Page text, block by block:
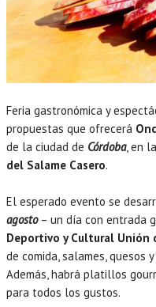
Feria gastronómica y
propuestas que ofrecerá
de la ciudad de Córdoba, en
del Salame Casero.
El esperado evento se
agosto– un día con entrada
Deportivo y Cultural Unión
de comida, salames, quesos
Además, habrá platillos
para todos los gustos.